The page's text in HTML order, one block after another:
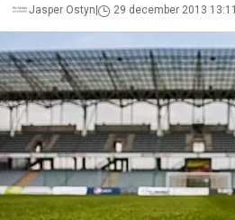
Jasper Ostyn 29 december 2013 13:11